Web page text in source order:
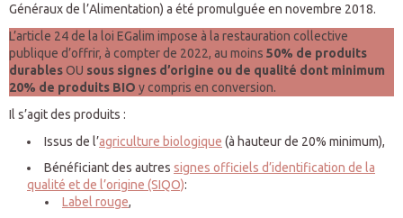
Généraux de l’Alimentation) a été promulguée en novembre 2018.
L’article 24 de la loi EGalim impose à la restauration collective
publique d’offrir, à compter de 2022, au moins 50% de produits
durablesOU sous signes d’origine ou de qualité dont minimum
20% de produits BIO y compris en conversion.
Il s’agit des produits :
Issus de l’agriculture biologique (à hauteur de 20% minimum),
Bénéficiant des autres signes officiels d’identification de la
qualité et de l’origine (SIQO):
Label rouge,